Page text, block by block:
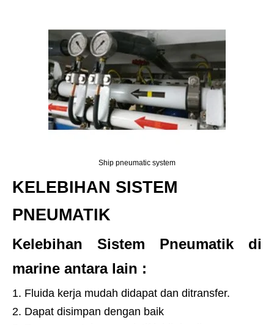
Ship pneumatic system
KELEBIHAN SISTEM
PNEUMATIK
Kelebihan Sistem Pneumatik di
marine antara lain :
Fluida kerja mudah didapat dan ditransfer.
Dapat disimpan dengan baik